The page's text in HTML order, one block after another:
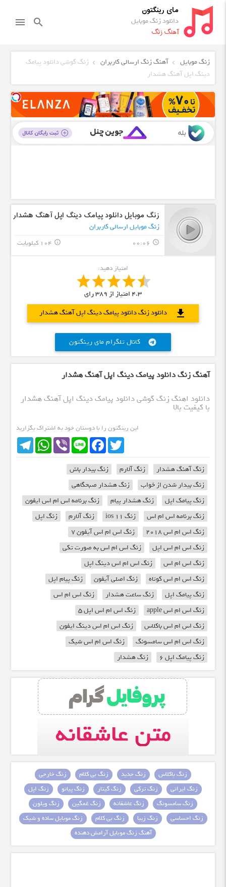
مای رینگتون
دانلود زنگ موبایل
آهنگ زنگ
search
menu
زنگ موبایل آهنگ زنگ ارسالی کاربران
زنگ گوشی دانلود پیامک
دینگ اپل آهنگ هشدار
زنگ موبایل دانلود پیامک دینگ اپل آهنگ هشدار
زنگ موبایل ارسالی کاربران
query_builder
00:06 104 کیلوبایت info_outline
امتیاز دهید:
4.3 امتیاز از389رای
دانلود زنگ دانلود پیامک دینگ اپل آهنگ هشدار
download
کانال تلگرام مای رینگتون telegram
آهنگ زنگ دانلود پیامک دینگ اپل آهنگ هشدار
دانلود اهنگ زنگ گوشی دانلود پیامک دینگ اپل آهنگ هشدار
با کیفیت بالا
این رینگتون را با دوستان خود به اشتراک بگزارید
TelegramWhatsApp Viber Line
FacebookTwitter
زنگ آهنگ هشدار زنگ آلارم
زنگ بیدار باش
زنگ بیدار شدن از خواب
زنگ هشدار صبحگاهی
زنگ پیامک اپل
زنگ هشدار پیام
زنگ برنامه اس ام اس ایفون
زنگ برنامه اس ام اس
زنگ ios 11 زنگ آلارم
زنگ اپل
زنگ اس ام اس 2018
زنگ اس ام اس آیفون 7
زنگ اس ام اس اپل
زنگ اس ام اس به صورت تکی
زنگ اس ام اس
زنگ اس ام اس دینگ اپل
زنگ اس ام اس کوتاه
زنگ اصلی آیفون
زنگ پیام اپل
زنگ پیامک اپل
زنگ ساعت هشدار
زنگ اس ام اس
زنگ اس ام اس apple
زنگ اس ام اس اپل 5
زنگ اس ام اس باکلاس
زنگ اس ام اس دینگ ایفون
زنگ اس ام اس سامسونگ
زنگ اس ام اس شیک
زنگ پیامک اپل 6
زنگ هشدار
زنگ باکلاس زنگ جدید زنگ بی کلام
زنگ خارجی
زنگ ایرانی
زنگ ترکی زنگ گیتار زنگ پیانو
زنگ اپل
زنگ سامسونگ
زنگ عاشقانه زنگ غمگین
زنگ ویلون
زنگ احساسی
زنگ زیبا زنگ بی کلام
زنگ موبایل ساده و شیک
آهنگ زنگ موبایل آرامش دهنده